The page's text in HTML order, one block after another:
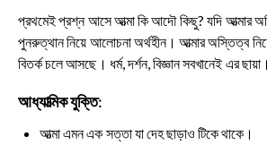
প্রথমেই প্রশ্ন আসে আত্মা কি আদৌ কিছু? যদি আত্মার
পুনরুত্থান নিয়ে আলোচনা অর্থহীন। আত্মার অস্তিত্ব নিয়ে
বিতর্ক চলে আসছে। ধর্ম, দর্শন, বিজ্ঞান সবখানেই এর ছায়া।
আধ্যাত্মিক যুক্তি:
আত্মা এমন এক সত্তা যা দেহ ছাড়াও টিকে থাকে।